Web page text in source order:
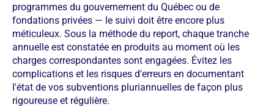
programmes du gouvernement du Québec ou de
fondations privées — le suivi doit être encore plus
méticuleux. Sous la méthode du report, chaque tranche
annuelle est constatée en produits au moment où les
charges correspondantes sont engagées. Évitez les
complications et les risques d'erreurs en documentant
l'état de vos subventions pluriannuelles de façon plus
rigoureuse et régulière.